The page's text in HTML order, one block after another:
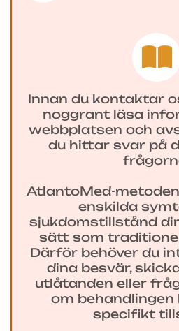
Innan du kontaktar
noggrant läsa
webbplatsen och
du hittar svar på
AtlantoMed-
enskilda
sjukdomstillstånd
sätt som
Därför behöver du
dina besvär,
utlåtanden eller
om
specifikt